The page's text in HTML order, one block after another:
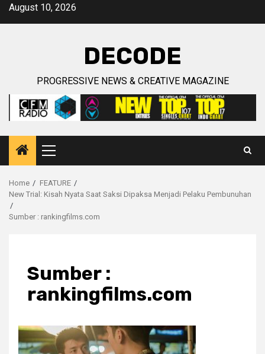
SkipAugust 10, 2026
DECODE
PROGRESSIVE NEWS & CREATIVE MAGAZINE
Primary
Menu
Home
FEATURE
New Trial: Kisah Nyata Saat Saksi Dipaksa Menjadi Pelaku Pembunuhan
Sumber : rankingfilms.com
Sumber :
rankingfilms.com